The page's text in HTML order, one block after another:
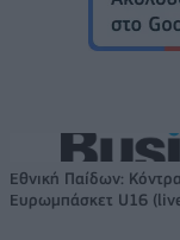
Εθνική Παίδων:
Ευρωμπάσκετ U16